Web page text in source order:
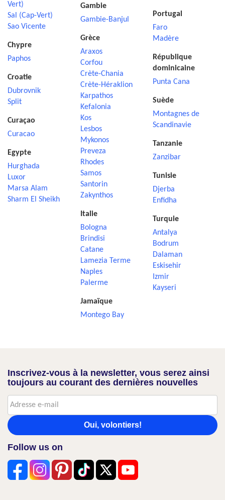
Vert)
Sal (Cap-Vert)
Sao Vicente
Chypre
Paphos
Croatie
Dubrovnik
Split
Curaçao
Curacao
Egypte
Hurghada
Luxor
Marsa Alam
Sharm El Sheikh
Gambie
Gambie-Banjul
Grèce
Araxos
Corfou
Crète-Chania
Crète-Héraklion
Karpathos
Kefalonia
Kos
Lesbos
Mykonos
Preveza
Rhodes
Samos
Santorin
Zakynthos
Italie
Bologna
Brindisi
Catane
Lamezia Terme
Naples
Palerme
Jamaïque
Montego Bay
Portugal
Faro
Madère
République
dominicaine
Punta Cana
Suède
Montagnes de
Scandinavie
Tanzanie
Zanzibar
Tunisie
Djerba
Enfidha
Turquie
Antalya
Bodrum
Dalaman
Eskisehir
Izmir
Kayseri
Inscrivez-vous à la newsletter, vous serez ainsi
toujours au courant des dernières nouvelles
Oui, volontiers!
Follow us on